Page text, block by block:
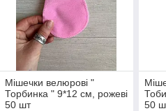
Мішечки велюрові "
Торбинка " 9*12 см, рожеві
50 шт
50